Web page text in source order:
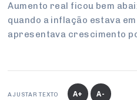
PROJETOS ESPECIAIS:
UM BRASIL
Internacional
Inteligência Artificial
Trabalho
Empresas
Negócios
Varejo
ESG
Últimas Notícias
INSTITUCIONAL
Sobre
Negociações Coletivas
Conselho de Turismo
Conselho de Emprego e Relações
EMPRESAS
Aumento real ficou bem
quando a inflação estava
apresentava crescimento
AJUSTAR TEXTO A+ A-